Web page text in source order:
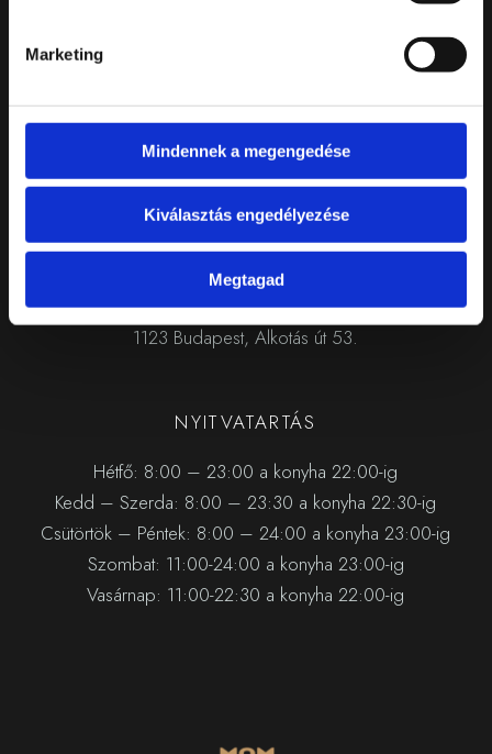
Marketing
Mindennek a megengedése
Kiválasztás engedélyezése
Megtagad
M.info@leroybistro.hu
Adatkezelési tájékoztató
CÍM
Mom Park
1123 Budapest, Alkotás út 53.
NYITVATARTÁS
Hétfő: 8:00 – 23:00 a konyha 22:00-ig
Kedd – Szerda: 8:00 – 23:30 a konyha 22:30-ig
Csütörtök – Péntek: 8:00 – 24:00 a konyha 23:00-ig
Szombat: 11:00-24:00 a konyha 23:00-ig
Vasárnap: 11:00-22:30 a konyha 22:00-ig